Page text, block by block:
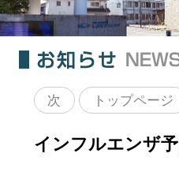
次 トップページ
インフルエンザ